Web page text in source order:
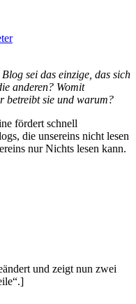
sei das einzige, das sich
anderen? Womit
betreibt sie und warum?
fördert schnell
die unsereins nicht lesen
nur Nichts lesen kann.
und zeigt nun zwei